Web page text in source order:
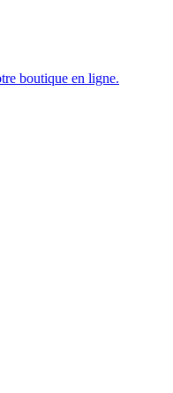
boutique en ligne.